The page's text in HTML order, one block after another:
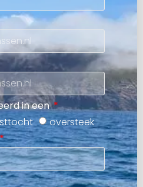
in een
oversteek